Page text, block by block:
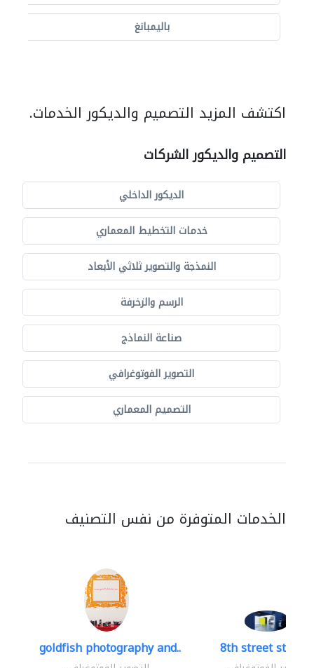
باليمبانغ
اكتشف المزيد التصميم والديكور الخدمات.
التصميم والديكور الشركات
الديكور الداخلي
خدمات التخطيط المعماري
النمذجة والتصوير ثلاثي الأبعاد
الرسم والزخرفة
صناعة النماذج
التصوير الفوتوغرافي
التصميم المعماري
الخدمات المتوفرة من نفس التصنيف
goldfish photography and.. 8th street studios